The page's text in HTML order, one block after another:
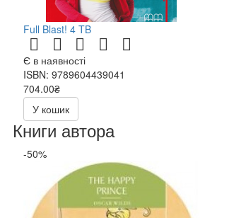
Full Blast! 4 TB
Є в наявності
ISBN: 9789604439041
704.00₴
У кошик
Книги автора
-50%